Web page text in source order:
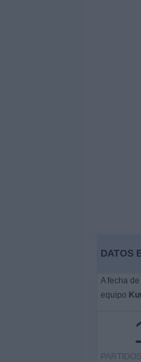
DATOS
A fecha
equipo